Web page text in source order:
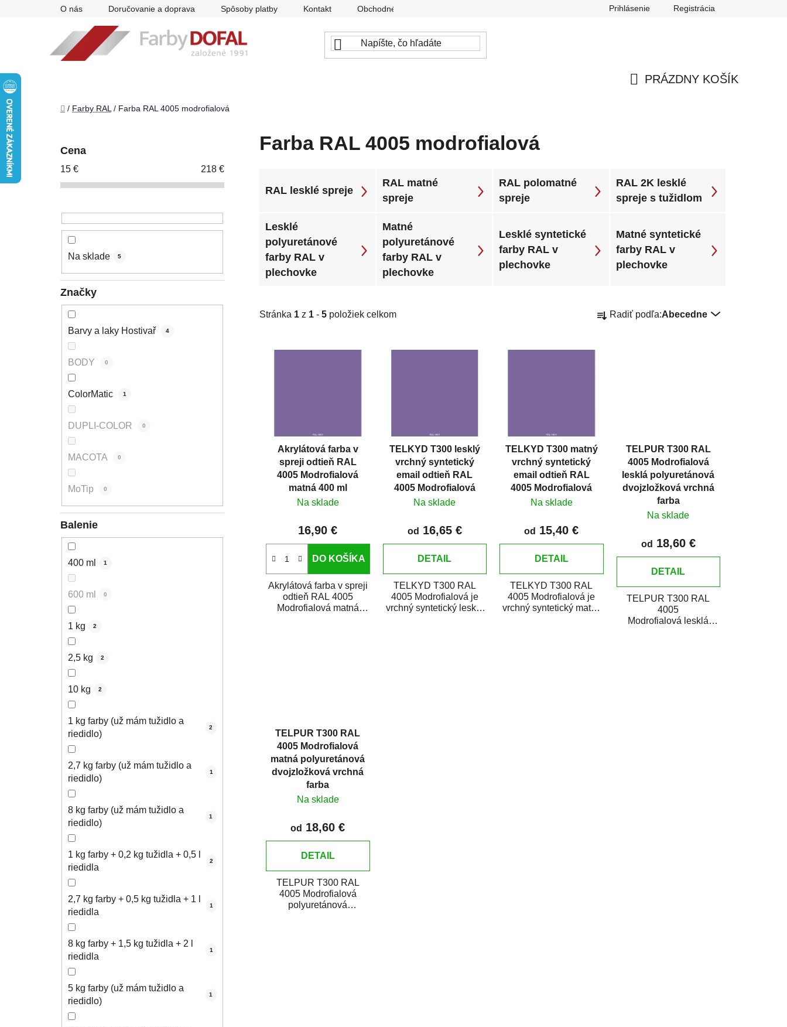
O nás Doručovanie a doprava Spôsoby platby Kontakt Obchodné podmienky Reklamačný poriadok Odstúpenie od zmluvy
Prihlásenie Registrácia
PRÁZDNY KOŠÍK
Domov
/ Farby RAL / Farba RAL 4005 modrofialová
Cena
15 € 218 €
Na sklade 5
Značky
Barvy a laky Hostivař 4
BODY 0
ColorMatic 1
DUPLI-COLOR 0
MACOTA 0
MoTip 0
Balenie
400 ml 1
600 ml 0
1 kg 2
2,5 kg 2
10 kg 2
1 kg farby (už mám tužidlo a
riedidlo)
2
2,7 kg farby (už mám tužidlo a
riedidlo)
1
8 kg farby (už mám tužidlo a
riedidlo)
1
1 kg farby + 0,2 kg tužidla + 0,5 l
riedidla
2
2,7 kg farby + 0,5 kg tužidla + 1 l
riedidla
1
8 kg farby + 1,5 kg tužidla + 2 l
riedidla
1
5 kg farby (už mám tužidlo a
riedidlo)
1
Farba RAL 4005 modrofialová
RAL lesklé spreje
RAL matné
spreje
RAL polomatné
spreje
RAL 2K lesklé
spreje s tužidlom
Lesklé
polyuretánové
farby RAL v
plechovke
Matné
polyuretánové
farby RAL v
plechovke
Lesklé syntetické
farby RAL v
plechovke
Matné syntetické
farby RAL v
plechovke
Stránka 1 z 1 - 5 položiek celkom
a
o
Radiť podľa:Abecedne
v
Akrylátová farba v
spreji odtieň RAL
4005 Modrofialová
matná 400 ml
Na sklade
16,90 €
DO KOŠÍKA
Akrylátová farba v spreji
odtieň RAL 4005
Modrofialová matná
TELKYD T300 lesklý
vrchný syntetický
email odtieň RAL
4005 Modrofialová
Na sklade
od 16,65 €
DETAIL
TELKYD T300 RAL
4005 Modrofialová je
vrchný syntetický lesklý
TELKYD T300 matný
vrchný syntetický
email odtieň RAL
4005 Modrofialová
Na sklade
od 15,40 €
DETAIL
TELKYD T300 RAL
4005 Modrofialová je
vrchný syntetický matný
TELPUR T300 RAL
4005 Modrofialová
lesklá polyuretánová
dvojzložková vrchná
farba
Na sklade
od 18,60 €
DETAIL
TELPUR T300 RAL
4005
Modrofialová lesklá
TELPUR T300 RAL
4005 Modrofialová
matná polyuretánová
dvojzložková vrchná
farba
Na sklade
od 18,60 €
DETAIL
TELPUR T300 RAL
4005 Modrofialová
polyuretánová